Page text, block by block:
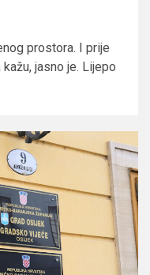
prostora. I prije
jasno je. Lijepo